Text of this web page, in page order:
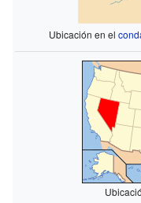
Ubicación en el